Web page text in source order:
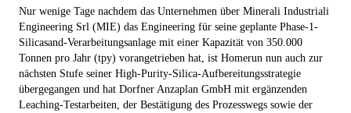
Nur wenige Tage nachdem das Unternehmen über Minerali Industriali
Engineering Srl (MIE) das Engineering für seine geplante Phase-1-
Silicasand-Verarbeitungsanlage mit einer Kapazität von 350.000
Tonnen pro Jahr (tpy) vorangetrieben hat, ist Homerun nun auch zur
nächsten Stufe seiner High-Purity-Silica-Aufbereitungsstrategie
übergegangen und hat Dorfner Anzaplan GmbH mit ergänzenden
Leaching-Testarbeiten, der Bestätigung des Prozesswegs sowie der